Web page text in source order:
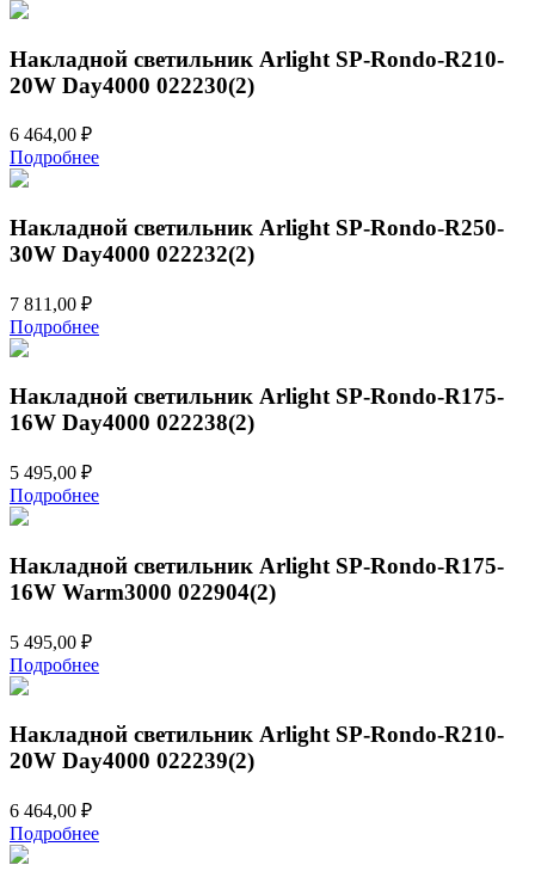
Накладной светильник Arlight SP-Rondo-R210-
20W Day4000 022230(2)
6 464,00 ₽
Подробнее
Накладной светильник Arlight SP-Rondo-R250-
30W Day4000 022232(2)
7 811,00 ₽
Подробнее
Накладной светильник Arlight SP-Rondo-R175-
16W Day4000 022238(2)
5 495,00 ₽
Подробнее
Накладной светильник Arlight SP-Rondo-R175-
16W Warm3000 022904(2)
5 495,00 ₽
Подробнее
Накладной светильник Arlight SP-Rondo-R210-
20W Day4000 022239(2)
6 464,00 ₽
Подробнее